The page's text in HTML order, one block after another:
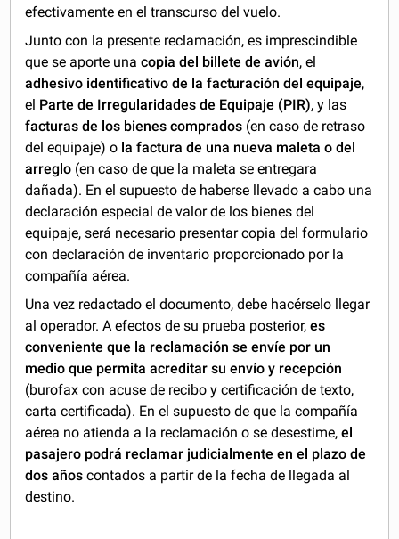
efectivamente en el transcurso del vuelo.
Junto con la presente reclamación, es imprescindible
que se aporte unacopia del billete de avión, el
adhesivo identificativo de la facturación del equipaje,
el Parte de Irregularidades de Equipaje (PIR), y las
facturas de los bienes comprados (en caso de retraso
del equipaje) o la factura de una nueva maleta o del
arreglo (en caso de que la maleta se entregara
dañada). En el supuesto de haberse llevado a cabo una
declaración especial de valor de los bienes del
equipaje, será necesario presentar copia del formulario
con declaración de inventario proporcionado por la
compañía aérea.
Una vez redactado el documento, debe hacérselo llegar
al operador. A efectos de su prueba posterior, es
conveniente que la reclamación se envíe por un
medio que permita acreditar su envío y recepción
(burofax con acuse de recibo y certificación de texto,
carta certificada). En el supuesto de que la compañía
aérea no atienda a la reclamación o se desestime,el
pasajero podrá reclamar judicialmente en el plazo de
dos años contados a partir de la fecha de llegada al
destino.